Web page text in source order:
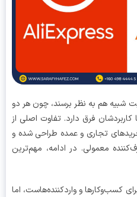
هم به نظر برسند، چون هر دو
فرق دارد. تفاوت اصلی از
تجاری و عمده طراحی شده و
در ادامه، مهم‌ترین
و واردکننده‌هاست، اما